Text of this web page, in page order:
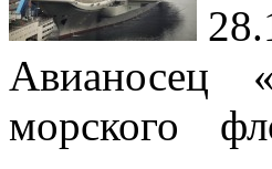
Авианосец
морского